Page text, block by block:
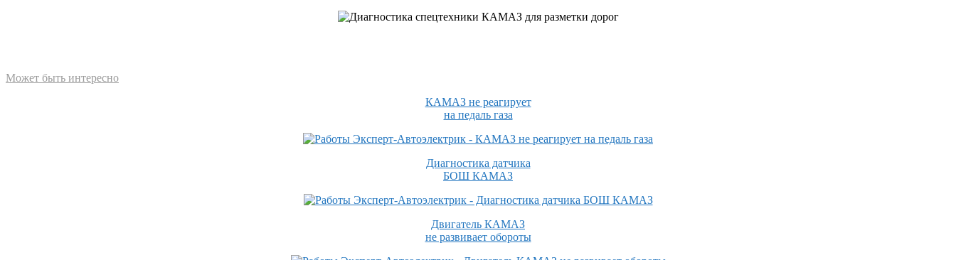
Может быть интересно
КАМАЗ не реагирует
на педаль газа
Диагностика датчика
БОШ КАМАЗ
Двигатель КАМАЗ
не развивает обороты